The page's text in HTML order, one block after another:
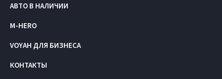
АВТО В НАЛИЧИИ
M-HERO
VOYAH ДЛЯ БИЗНЕСА
КОНТАКТЫ